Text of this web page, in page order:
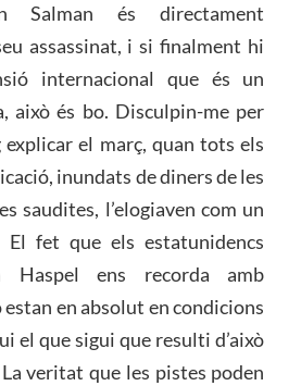
Salman és directament
assassinat, i si finalment hi
internacional que és un
això és bo. Disculpin-me per
el març, quan tots els
inundats de diners de les
saudites, l’elogiaven com un
El fet que els estatunidencs
Haspel ens recorda amb
en absolut en condicions
el que sigui que resulti d’això
La veritat que les pistes poden